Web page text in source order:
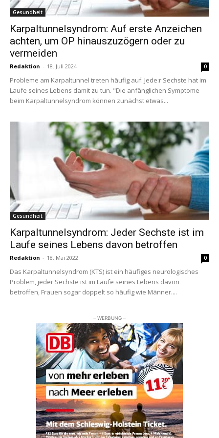
Gesundheit
Karpaltunnelsyndrom: Auf erste Anzeichen
achten, um OP hinauszuzögern oder zu
vermeiden
Redaktion - 18. Juli 2024 0
Probleme am Karpaltunnel treten häufig auf: Jede:r Sechste hat im
Laufe seines Lebens damit zu tun. "Die anfänglichen Symptome
beim Karpaltunnelsyndrom können zunächst etwas...
Gesundheit
Karpaltunnelsyndrom: Jeder Sechste ist im
Laufe seines Lebens davon betroffen
Redaktion - 18. Mai 2022 0
Das Karpaltunnelsyndrom (KTS) ist ein häufiges neurologisches
Problem, jeder Sechste ist im Laufe seines Lebens davon
betroffen, Frauen sogar doppelt so häufig wie Männer....
– WERBUNG –